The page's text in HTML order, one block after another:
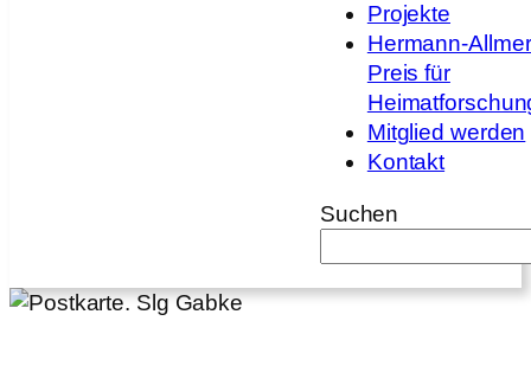
Projekte
Hermann-
Preis für
Mitglied werden
Kontakt
Suchen